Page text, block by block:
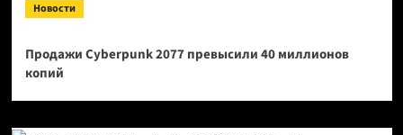
Новости
Продажи Cyberpunk 2077 превысили 40 миллионов
копий